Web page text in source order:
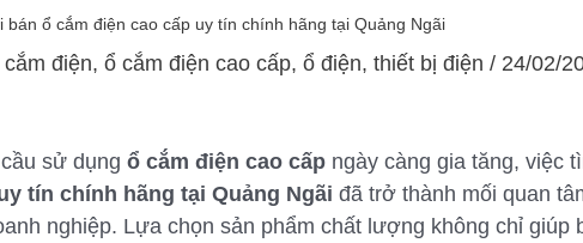
bán ổ cắm điện cao cấp uy tín chính hãng tại Quảng Ngãi
cắm điện, ổ cắm điện cao cấp, ổ điện, thiết bị điện / 24/02/
sử dụng ổ cắm điện cao cấp ngày càng gia tăng, việc
tín chính hãng tại Quảng Ngãi đã trở thành mối quan
nghiệp. Lựa chọn sản phẩm chất lượng không chỉ giúp